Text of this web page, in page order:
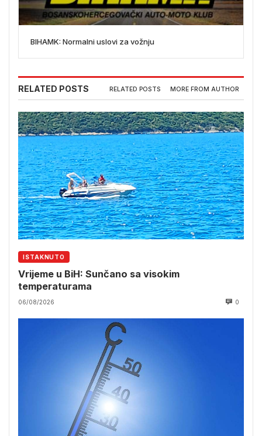
BIHAMK: Normalni uslovi za vožnju
RELATED POSTS RELATED POSTS MORE FROM AUTHOR
ISTAKNUTO
Vrijeme u BiH: Sunčano sa visokim
temperaturama
06/08/2026 0